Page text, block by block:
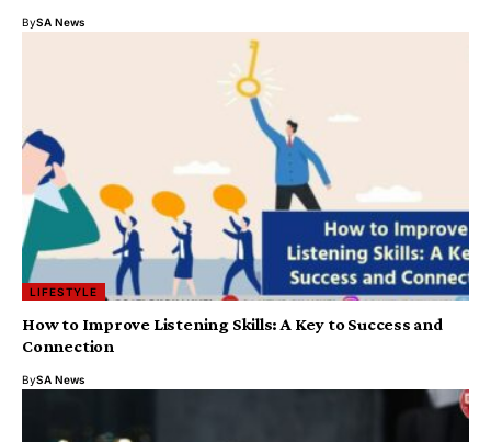
BySA News
LIFESTYLE
How to Improve Listening Skills: A Key to Success and
Connection
BySA News